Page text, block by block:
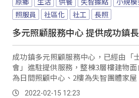
照服員
社區化 社工 長照
多元照顧服務中心 提供成功鎮
成功鎮多元照顧服務中心，已經由「
會」進駐提供服務，整棟3層樓建物
為日間照顧中心、2樓為失智團體家
持咖啡館及行政辦公室。
2022-02-15 12:23